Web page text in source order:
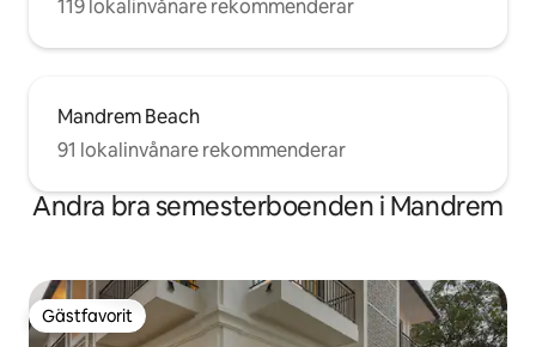
119 lokalinvånare rekommenderar
Mandrem Beach
91 lokalinvånare rekommenderar
Andra bra semesterboenden i Mandrem
Gästfavorit
Gästfavorit